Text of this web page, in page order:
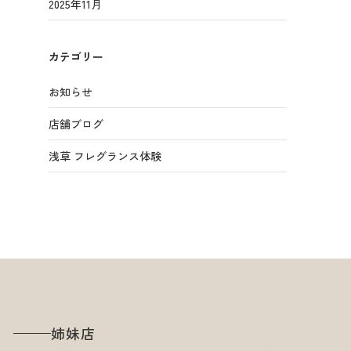
2025年11月
カテゴリー
お知らせ
店舗ブログ
浅草 フレグランス体験
姉妹店